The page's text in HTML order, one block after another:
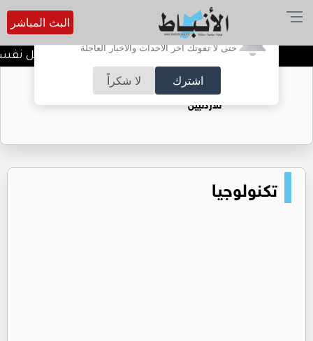
أترغب في تفعيل الإشعارات؟
حتى لا تفوتك آخر الأحداث والأخبار العاجلة
اشترك لا شكراً
البث المباشر
الضحك وقت الأزمات.. خلل نفسي
حقل الريشة حين يتحول الغاز إلى فرص عمل
للأردنيين
تكنولوجيا